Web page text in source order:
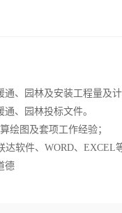
、园林及安装工程量及计
、园林投标文件。
绘图及套项工作经验；
软件、WORD、EXCEL
德